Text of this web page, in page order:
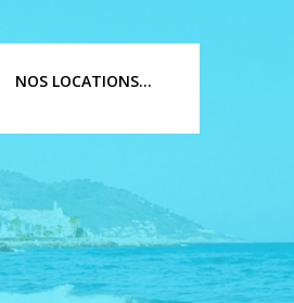
NOS LOCATIONS…